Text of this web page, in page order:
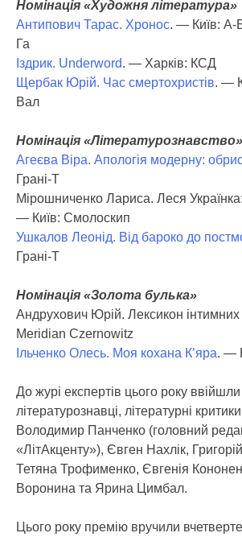
Номінація «Художня література»
Антипович Тарас. Хронос. — Київ:
Га
Іздрик. Underword. — Харків: КСД
Щербак Юрій. Час смертохристів. —
Вал
Номінація «Літературознавство»
Агеєва Віра. Апологія модерну:
Грані-Т
Мірошниченко Лариса. Леся Українка:
— Київ: Смолоскип
Ушкалов Леонід. Від бароко до
Грані-Т
Номінація «Золота булька»
Андрухович Юрій. Лексикон інтимних
Meridian Czernowitz
Ільченко Олесь. Моя кохана К’яра. —
До журі експертів цього року ввійшли
літературознавці, літературні
Володимир Панченко (головний
«ЛітАкценту»), Євген Нахлік,
Тетяна Трофименко, Євгенія
Воронина та Ярина Цимбал.
Цього року премію вручили